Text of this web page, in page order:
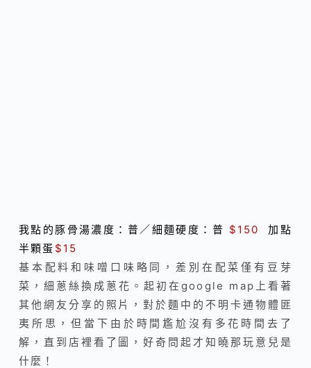
我點的豚骨湯濃度：普／細麵硬度：普 $150
加點
半顆蛋 $15
基本配料和味噌口味略同，差別在配菜僅有豆芽
菜，細蔥絲換成蔥花。起初在google map上看著
其他網友分享的照片，對於麵中的不明卡通物體匪
夷所思，但當下由於時間尷尬沒有多花時間去了
解，直到店裡看了圖，好奇問起才知曉那玩意兒是
什麼！